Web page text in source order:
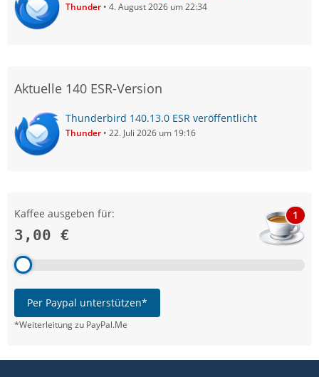
Thunder 4. August 2026 um 22:34
Aktuelle 140 ESR-Version
Thunderbird 140.13.0 ESR veröffentlicht
Thunder 22. Juli 2026 um 19:16
Kaffee ausgeben für:
3,00 €
1
Per Paypal unterstützen*
*Weiterleitung zu PayPal.Me